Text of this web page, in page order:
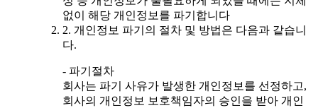
없이 해당 개인정보를 파기합니다
2. 개인정보 파기의 절차 및 방법은 다음과 같습니
다.
- 파기절차
회사는 파기 사유가 발생한 개인정보를 선정하고,
회사의 개인정보 보호책임자의 승인을 받아 개인